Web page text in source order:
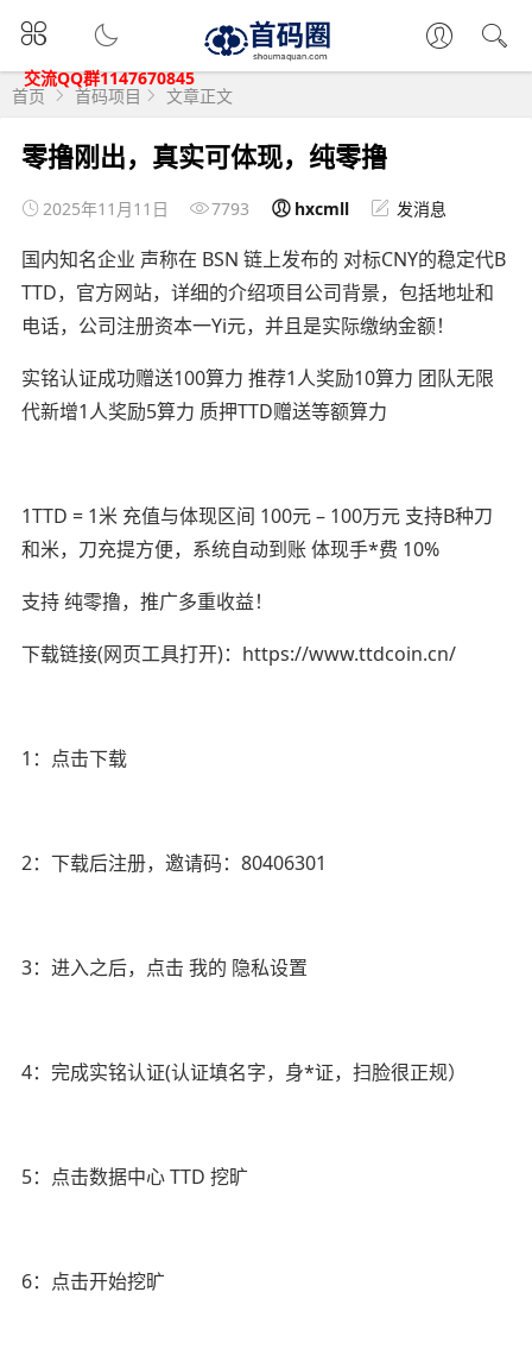
交流QQ群1147670845
首页 首码项目 文章正文
零撸刚出，真实可体现，纯零撸
2025年11月11日 7793 hxcmll 发消息
国内知名企业 声称在 BSN 链上发布的 对标CNY的稳定代B
TTD，官方网站，详细的介绍项目公司背景，包括地址和
电话，公司注册资本一Yi元，并且是实际缴纳金额！
实铭认证成功赠送100算力 推荐1人奖励10算力 团队无限
代新增1人奖励5算力 质押TTD赠送等额算力
1TTD = 1米 充值与体现区间 100元 – 100万元 支持B种刀
和米，刀充提方便，系统自动到账 体现手*费 10%
支持 纯零撸，推广多重收益！
下载链接(网页工具打开)：https://www.ttdcoin.cn/
1：点击下载
2：下载后注册，邀请码：80406301
3：进入之后，点击 我的 隐私设置
4：完成实铭认证(认证填名字，身*证，扫脸很正规）
5：点击数据中心 TTD 挖旷
6：点击开始挖旷